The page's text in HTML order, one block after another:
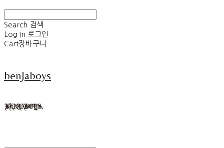
Search 검색
Log In 로그인
Cart장바구니
benJaboys